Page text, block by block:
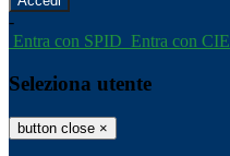
-
Entra con SPID Entra con CIE
Seleziona utente
button close ×